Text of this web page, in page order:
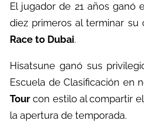
El jugador de 21 años ganó
diez primeros al terminar
Race to Dubai.
Hisatsune ganó sus
Escuela de Clasificación en
Tour con estilo al compartir
la apertura de temporada.